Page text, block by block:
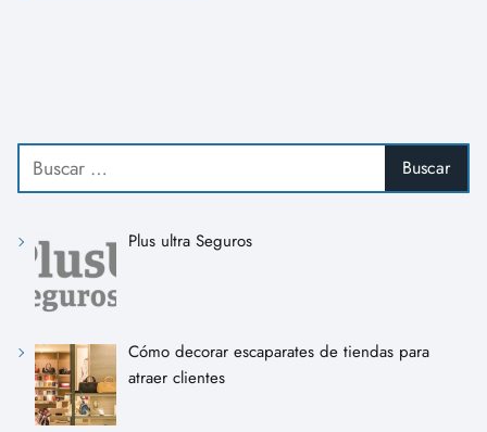
Plus ultra Seguros
Cómo decorar escaparates de tiendas para
atraer clientes